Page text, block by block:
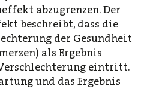
abzugrenzen. Der
beschreibt, dass die
der Gesundheit
als Ergebnis
eintritt.
und das Ergebnis